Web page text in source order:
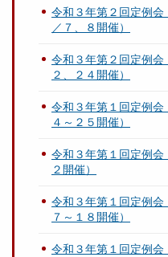
令和３年第２回定例会
／７、８開催）
令和３年第２回定例会
２、２４開催）
令和３年第１回定例会
４～２５開催）
令和３年第１回定例会
２開催）
令和３年第１回定例会
７～１８開催）
令和３年第１回定例会